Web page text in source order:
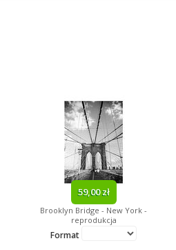
59,00 zł
Brooklyn Bridge - New York -
reprodukcja
Format